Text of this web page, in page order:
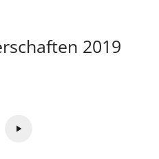
2019